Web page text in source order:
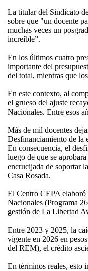
La titular del Sindicato
sobre que "un docente
muchas veces un
increíble”.
En los últimos cuatro
importante del
del total, mientras que
En este contexto, al
el grueso del ajuste
Nacionales. Entre esos
Más de mil docentes
Desfinanciamiento de la
En consecuencia, el
luego de que se
encrucijada de soportar
Casa Rosada.
El Centro CEPA elaboró
Nacionales (Programa
gestión de La Libertad
Entre 2023 y 2025, la
vigente en 2026 en
del REM), el crédito
En términos reales, esto